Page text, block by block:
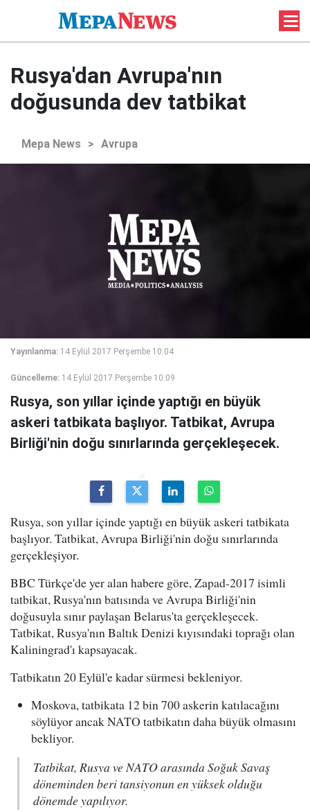
Rusya'dan Avrupa'nın
doğusunda dev tatbikat
Mepa News > Avrupa
Yayınlanma: 14 Eylül 2017 Perşembe 10:04
Güncelleme: 14 Eylül 2017 Perşembe 10:09
Rusya, son yıllar içinde yaptığı en büyük
askeri tatbikata başlıyor. Tatbikat, Avrupa
Birliği'nin doğu sınırlarında gerçekleşecek.
Rusya, son yıllar içinde yaptığı en büyük askeri tatbikata
başlıyor. Tatbikat, Avrupa Birliği'nin doğu sınırlarında
gerçekleşiyor.
BBC Türkçe'de yer alan habere göre, Zapad-2017 isimli
tatbikat, Rusya'nın batısında ve Avrupa Birliği'nin
doğusuyla sınır paylaşan Belarus'ta gerçekleşecek.
Tatbikat, Rusya'nın Baltık Denizi kıyısındaki toprağı olan
Kaliningrad'ı kapsayacak.
Tatbikatın 20 Eylül'e kadar sürmesi bekleniyor.
Moskova, tatbikata 12 bin 700 askerin katılacağını
söylüyor ancak NATO tatbikatın daha büyük olmasını
bekliyor.
Tatbikat, Rusya ve NATO arasında Soğuk Savaş
döneminden beri tansiyonun en yüksek olduğu
dönemde yapılıyor.